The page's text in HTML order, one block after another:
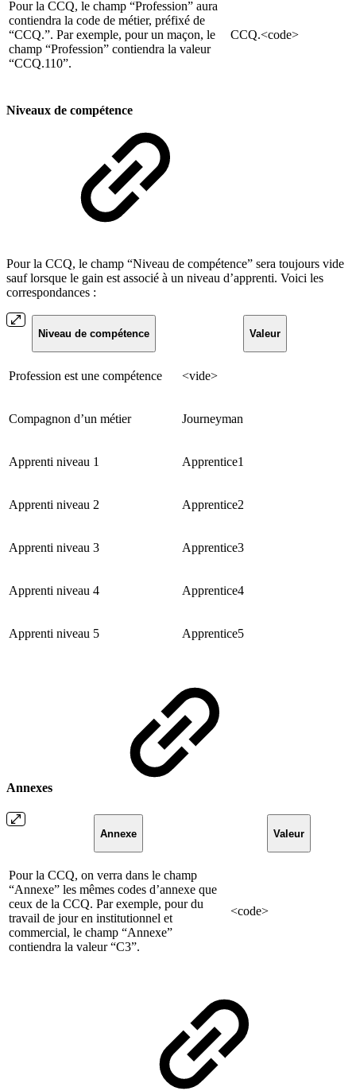
Pour la CCQ, le champ “Profession” aura
contiendra la code de métier, préfixé de
“CCQ.”. Par exemple, pour un maçon, le
champ “Profession” contiendra la valeur
“CCQ.110”.
CCQ.<code>
Niveaux de compétence
Pour la CCQ, le champ “Niveau de compétence” sera toujours vide
sauf lorsque le gain est associé à un niveau d’apprenti. Voici les
correspondances :
Niveau de compétence Valeur
Profession est une compétence <vide>
Compagnon d’un métier Journeyman
Apprenti niveau 1 Apprentice1
Apprenti niveau 2 Apprentice2
Apprenti niveau 3 Apprentice3
Apprenti niveau 4 Apprentice4
Apprenti niveau 5 Apprentice5
Annexes
Annexe Valeur
Pour la CCQ, on verra dans le champ
“Annexe” les mêmes codes d’annexe que
ceux de la CCQ. Par exemple, pour du
travail de jour en institutionnel et
commercial, le champ “Annexe”
contiendra la valeur “C3”.
<code>